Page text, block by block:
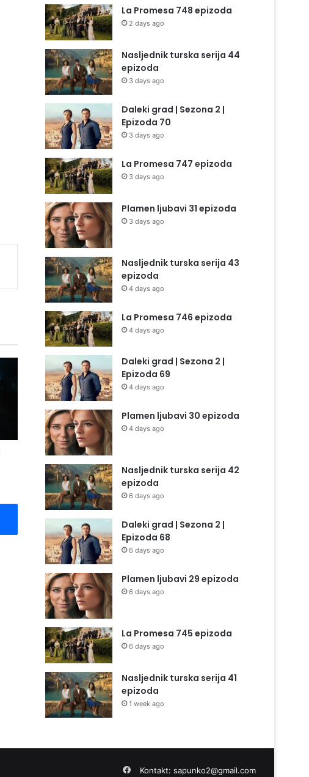
La Promesa 748 epizoda
2 days ago
Nasljednik turska serija 44
epizoda
3 days ago
Daleki grad | Sezona 2 |
Epizoda 70
3 days ago
La Promesa 747 epizoda
3 days ago
Plamen ljubavi 31 epizoda
3 days ago
Nasljednik turska serija 43
epizoda
4 days ago
La Promesa 746 epizoda
4 days ago
Daleki grad | Sezona 2 |
Epizoda 69
4 days ago
Plamen ljubavi 30 epizoda
4 days ago
Nasljednik turska serija 42
epizoda
6 days ago
Daleki grad | Sezona 2 |
Epizoda 68
6 days ago
Plamen ljubavi 29 epizoda
6 days ago
La Promesa 745 epizoda
6 days ago
Nasljednik turska serija 41
epizoda
1 week ago
Kontakt: sapunko2@gmail.com
Facebook